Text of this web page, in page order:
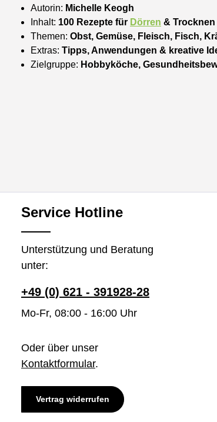
Autorin: Michelle Keogh
Inhalt: 100 Rezepte für Dörren & Trocknen
Themen: Obst, Gemüse, Fleisch, Fisch,
Extras: Tipps, Anwendungen & kreative
Zielgruppe: Hobbyköche,
Service Hotline
Unterstützung und Beratung
unter:
+49 (0) 621 - 391928-28
Mo-Fr, 08:00 - 16:00 Uhr
Oder über unser
Kontaktformular.
Vertrag widerrufen